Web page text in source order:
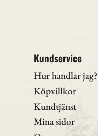
Kundservice
Hur handlar jag?
Köpvillkor
Kundtjänst
Mina sidor